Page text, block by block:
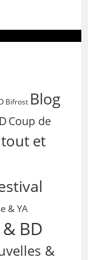
Bifrost Blog
Coup de
et
& YA
BD
&